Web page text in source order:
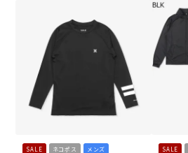
SALE ネコポス メンズ SALE